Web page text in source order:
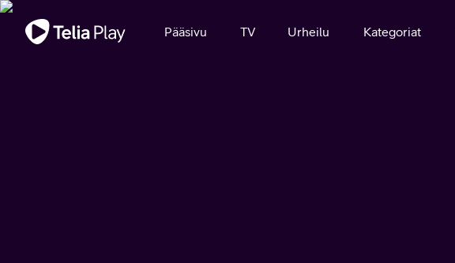
Tärkeä viesti
Pääsivu TV Urheilu Kategoriat